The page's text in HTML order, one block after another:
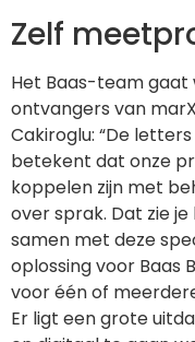
Zelf
Het Baas-team gaat
ontvangers van
Cakiroglu: “De letters
betekent dat onze
koppelen zijn met
over sprak. Dat zie
samen met deze
oplossing voor Baas
voor één of
Er ligt een grote